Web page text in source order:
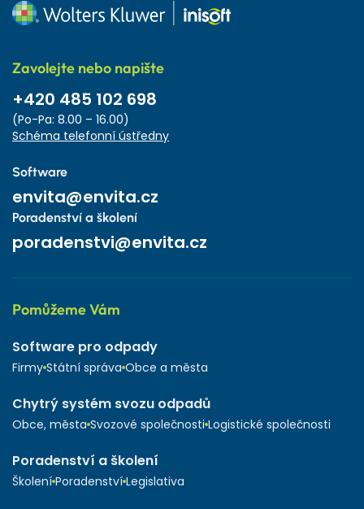
Zavolejte nebo napište
+420 485 102 698
(Po-Pa: 8.00 – 16.00)
Schéma telefonní ústředny
Software
envita@envita.cz
Poradenství a školení
poradenstvi@envita.cz
Pomůžeme Vám
Software pro odpady
Firmy Státní správa Obce a města
Chytrý systém svozu odpadů
Obce, města Svozové společnosti Logistické společnosti
Poradenství a školení
Školení Poradenství Legislativa